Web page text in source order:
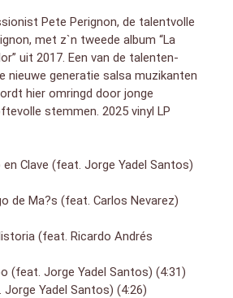
romántica con textos insulsos
Discreto, original del cancionero
es retomada por Perignon
de mucho golpe.
Pete Perignon, de talentvolle
met z`n tweede album “La
uit 2017. Een van de talenten-
nieuwe generatie salsa muzikanten
hier omringd door jonge
stemmen. 2025 vinyl LP
en Clave (feat. Jorge Yadel Santos)
de Ma?s (feat. Carlos Nevarez)
(feat. Ricardo Andrés
(feat. Jorge Yadel Santos) (4:31)
Yadel Santos) (4:26)